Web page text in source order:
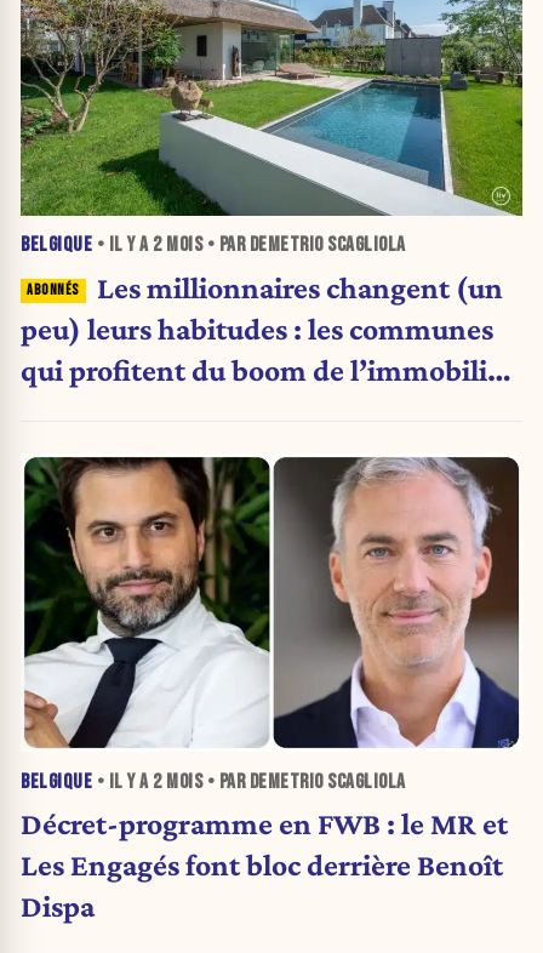
BELGIQUE • IL Y A 2 MOIS• PAR DEMETRIO SCAGLIOLA
Les millionnaires changent (un
peu) leurs habitudes : les communes
qui profitent du boom de l’immobilier
BELGIQUE • IL Y A 2 MOIS• PAR DEMETRIO SCAGLIOLA
Décret-programme en FWB : le MR et
Les Engagés font bloc derrière Benoît
Dispa